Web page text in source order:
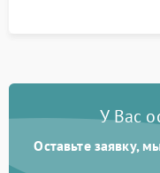
У Вас
Оставьте заявку,